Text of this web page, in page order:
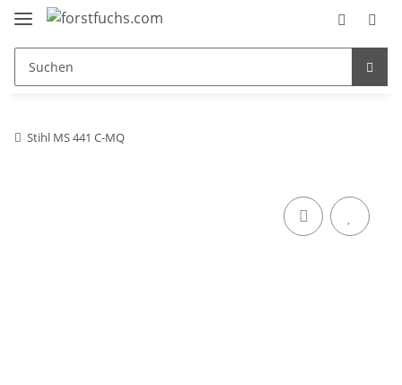
Stihl MS 441 C-MQ